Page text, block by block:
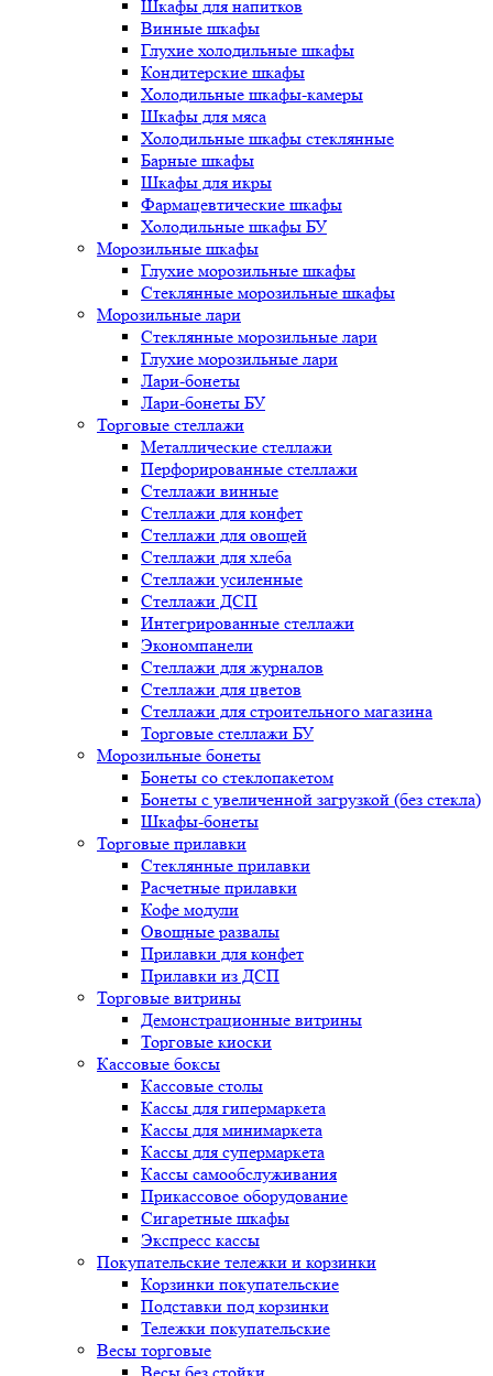
Шкафы для напитков
Винные шкафы
Глухие холодильные шкафы
Кондитерские шкафы
Холодильные шкафы-камеры
Шкафы для мяса
Холодильные шкафы стеклянные
Барные шкафы
Шкафы для икры
Фармацевтические шкафы
Холодильные шкафы БУ
Морозильные шкафы
Глухие морозильные шкафы
Стеклянные морозильные шкафы
Морозильные лари
Стеклянные морозильные лари
Глухие морозильные лари
Лари-бонеты
Лари-бонеты БУ
Торговые стеллажи
Металлические стеллажи
Перфорированные стеллажи
Стеллажи винные
Стеллажи для конфет
Стеллажи для овощей
Стеллажи для хлеба
Стеллажи усиленные
Стеллажи ДСП
Интегрированные стеллажи
Экономпанели
Стеллажи для журналов
Стеллажи для цветов
Стеллажи для строительного магазина
Торговые стеллажи БУ
Морозильные бонеты
Бонеты со стеклопакетом
Бонеты с увеличенной загрузкой (без стекла)
Шкафы-бонеты
Торговые прилавки
Стеклянные прилавки
Расчетные прилавки
Кофе модули
Овощные развалы
Прилавки для конфет
Прилавки из ДСП
Торговые витрины
Демонстрационные витрины
Торговые киоски
Кассовые боксы
Кассовые столы
Кассы для гипермаркета
Кассы для минимаркета
Кассы для супермаркета
Кассы самообслуживания
Прикассовое оборудование
Сигаретные шкафы
Экспресс кассы
Покупательские тележки и корзинки
Корзинки покупательские
Подставки под корзинки
Тележки покупательские
Весы торговые